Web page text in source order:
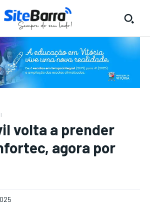
volta a prender
agora por